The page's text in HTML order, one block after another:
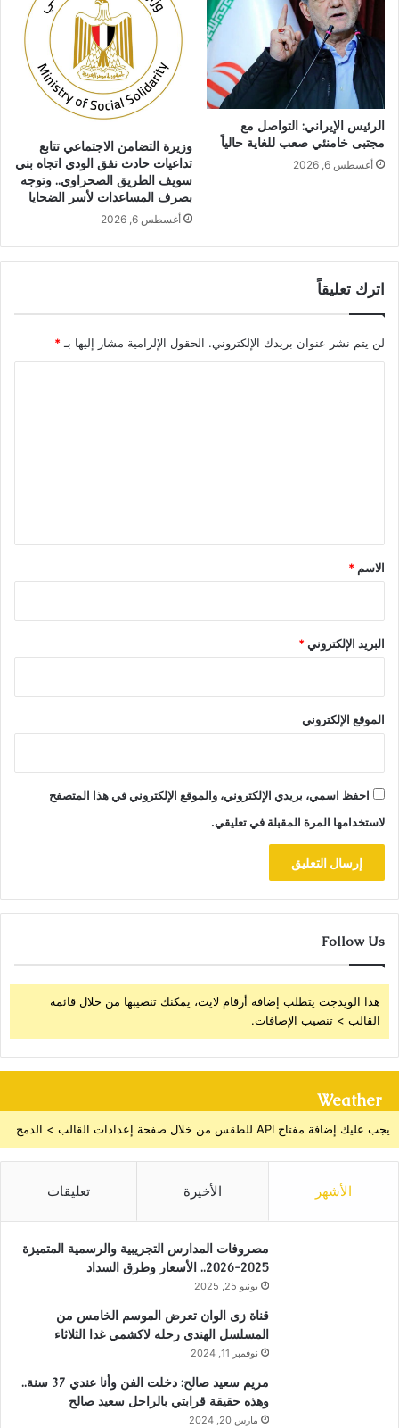
الرئيس الإيراني: التواصل مع
مجتبى خامنئي صعب للغاية حالياً
أغسطس 6, 2026
وزيرة التضامن الاجتماعي تتابع
تداعيات حادث نفق الودي اتجاه بني
سويف الطريق الصحراوي.. وتوجه
بصرف المساعدات لأسر الضحايا
أغسطس 6, 2026
اترك تعليقاً
لن يتم نشر عنوان بريدك الإلكتروني. الحقول الإلزامية مشار إليها بـ*
*
الاسم *
البريد الإلكتروني*
الموقع الإلكتروني
احفظ اسمي، بريدي الإلكتروني، والموقع الإلكتروني في هذا المتصفح
لاستخدامها المرة المقبلة في تعليقي.
Follow Us
هذا الويدجت يتطلب إضافة أرقام لايت، يمكنك تنصيبها من خلال قائمة
القالب > تنصيب الإضافات.
Weather
يجب عليك إضافة مفتاح API للطقس من خلال صفحة إعدادات القالب > الدمج
الأشهر الأخيرة تعليقات
مصروفات المدارس التجريبية والرسمية المتميزة
2025-2026.. الأسعار وطرق السداد
يونيو 25, 2025
قناة زى الوان تعرض الموسم الخامس من
المسلسل الهندى رحله لاكشمي غدا الثلاثاء
نوفمبر 11, 2024
مريم سعيد صالح: دخلت الفن وأنا عندي 37 سنة..
وهذه حقيقة قرابتي بالراحل سعيد صالح
مارس 20, 2024